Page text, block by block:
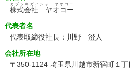
株式会社 ヤオコー
カブシキガイシャ ヤオコー
代表者名
代表取締役社長：川野 澄人
会社所在地
〒350-1124 埼玉県川越市新宿町１丁